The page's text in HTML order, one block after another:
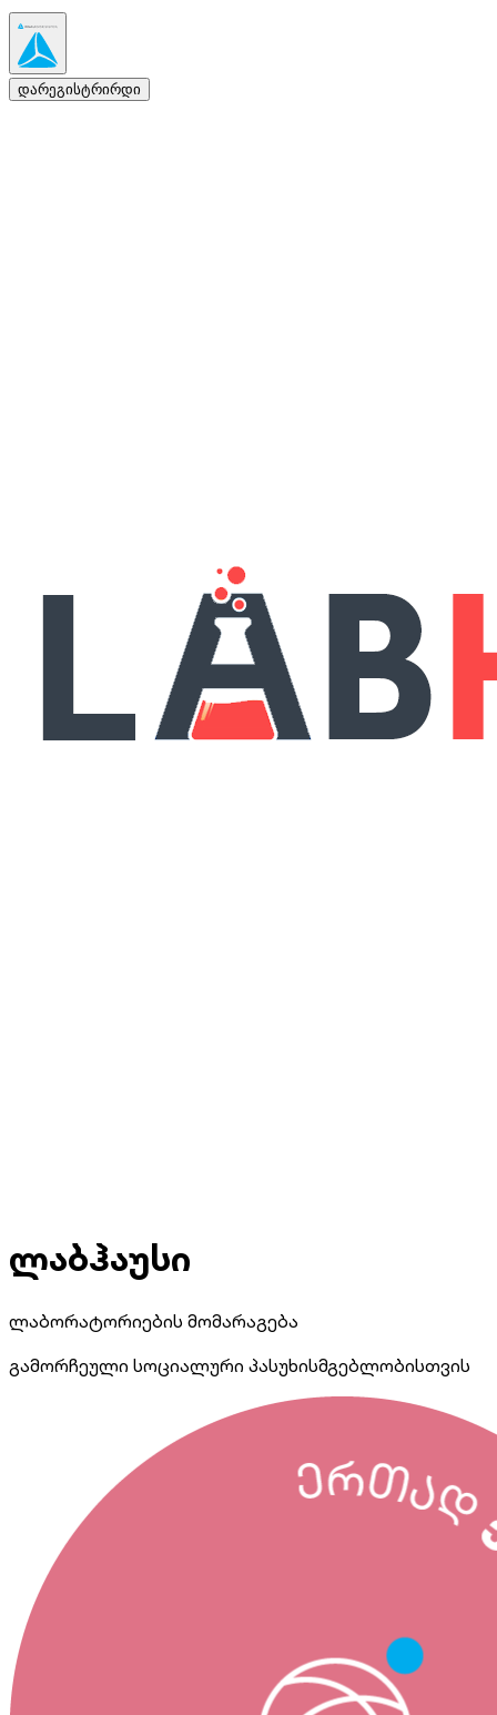
დარეგისტრირდი
ლაბჰაუსი
ლაბორატორიების მომარაგება
გამორჩეული სოციალური პასუხისმგებლობისთვის